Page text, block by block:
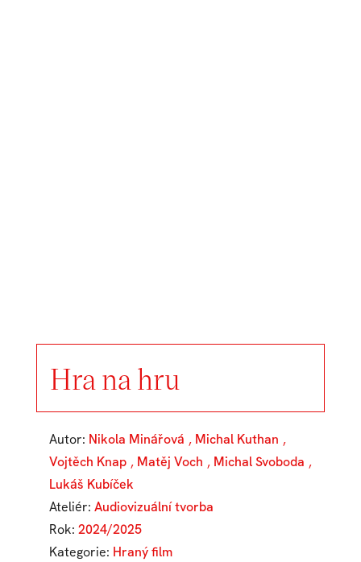
Hra na hru
Autor: Nikola Minářová , Michal Kuthan ,
Vojtěch Knap , Matěj Voch , Michal Svoboda ,
Lukáš Kubíček
Ateliér: Audiovizuální tvorba
Rok: 2024/2025
Kategorie: Hraný film